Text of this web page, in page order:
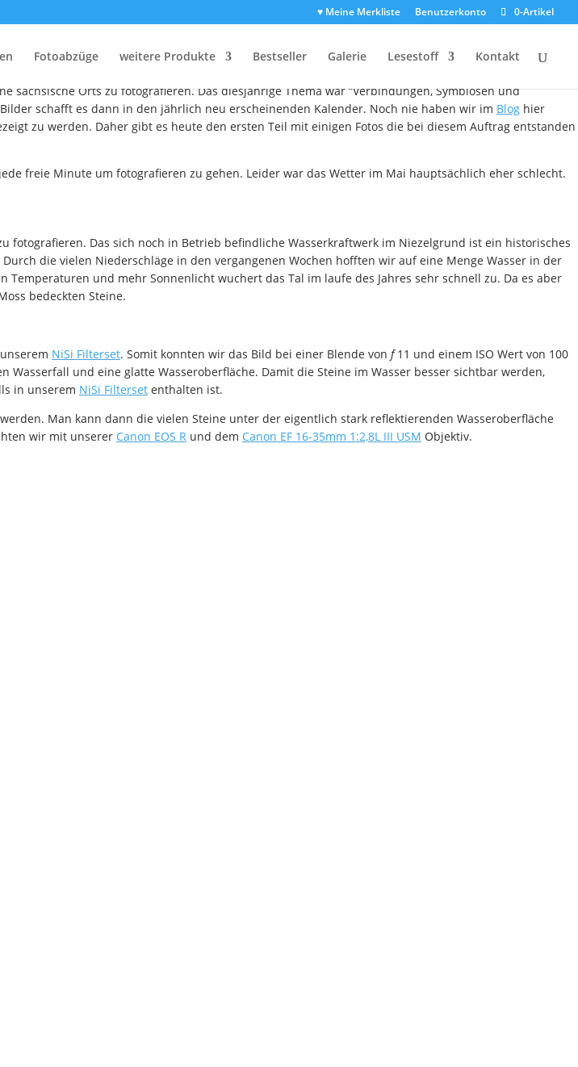
♥ Meine Merkliste Benutzerkonto 0-Artikel
Fotoabzüge weitere Produkte Bestseller Galerie Lesestoff Kontakt
Sachsen – Teil 1
sächsische Orts zu fotografieren. Das diesjährige Thema war “Verbindungen, Symbiosen und
schafft es dann in den jährlich neu erscheinenden Kalender. Noch nie haben wir im Blog hier
zu werden. Daher gibt es heute den ersten Teil mit einigen Fotos die bei diesem Auftrag entstanden
freie Minute um fotografieren zu gehen. Leider war das Wetter im Mai hauptsächlich eher schlecht.
Das sich noch in Betrieb befindliche Wasserkraftwerk im Niezelgrund ist ein historisches
die vielen Niederschläge in den vergangenen Wochen hofften wir auf eine Menge Wasser in der
und mehr Sonnenlicht wuchert das Tal im laufe des Jahres sehr schnell zu. Da es aber
bedeckten Steine.
NiSi Filterset. Somit konnten wir das Bild bei einer Blende von f11 und einem ISO Wert von 100
und eine glatte Wasseroberfläche. Damit die Steine im Wasser besser sichtbar werden,
in unserem NiSi Filterset enthalten ist.
Man kann dann die vielen Steine unter der eigentlich stark reflektierenden Wasseroberfläche
wir mit unserer Canon EOS R und dem Canon EF 16-35mm 1:2,8L III USM Objektiv.